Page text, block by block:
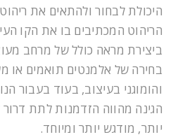
היכולת לבחור ולהתאים את
הריהוט המכתיבים בו את הקו
ביצירת מראה כולל של מרחב
בחירה של אלמנטים תואמים או
והומוגני בעיצוב, בעוד בעבור
הגינה מהווה הזדמנות לתת דרור
יותר, מודגש יותר ומיוחד.